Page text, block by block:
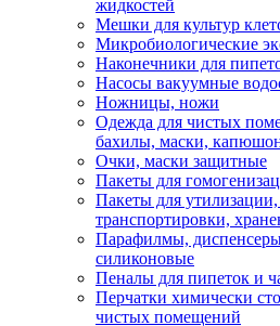
жидкостей
Мешки для культур
Микробиологические
Наконечники для
Насосы вакуумные
Ножницы, ножи
Одежда для чистых
бахилы, маски,
Очки, маски защитные
Пакеты для
Пакеты для
транспортировки,
Парафилмы,
силиконовые
Пеналы для пипеток и
Перчатки химически
чистых помещений